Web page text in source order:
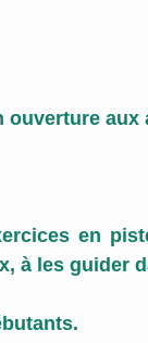
en
à les guider